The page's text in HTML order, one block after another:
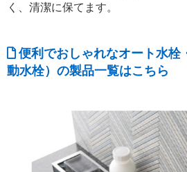
く、清潔に保てます。
便利でおしゃれなオート水栓
動水栓）の製品一覧はこちら